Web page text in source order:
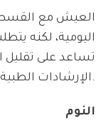
العيش مع
اليومية، لكنه
تساعد على تقليل
الإرشادات الطبية الخاصة بالعناية بالقسطرة.
النوم